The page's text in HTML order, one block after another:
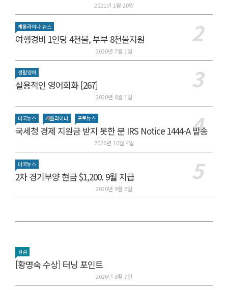
2021년 1월 20일
캐롤라이나 뉴스
여행경비 1인당 4천불, 부부 8천불지원
2020년 7월 1일
생활영어
실용적인 영어회화 [267]
2020년 8월 1일
미국뉴스 캐롤라이나 포토뉴스
국세청 경제 지원금 받지 못한 분 IRS Notice 1444-A 발송
2020년 10월 4일
미국뉴스
2차 경기부양 현금 $1,200. 9월 지급
2020년 9월 2일
컬럼
[황명숙 수상] 터닝 포인트
2026년 8월 7일